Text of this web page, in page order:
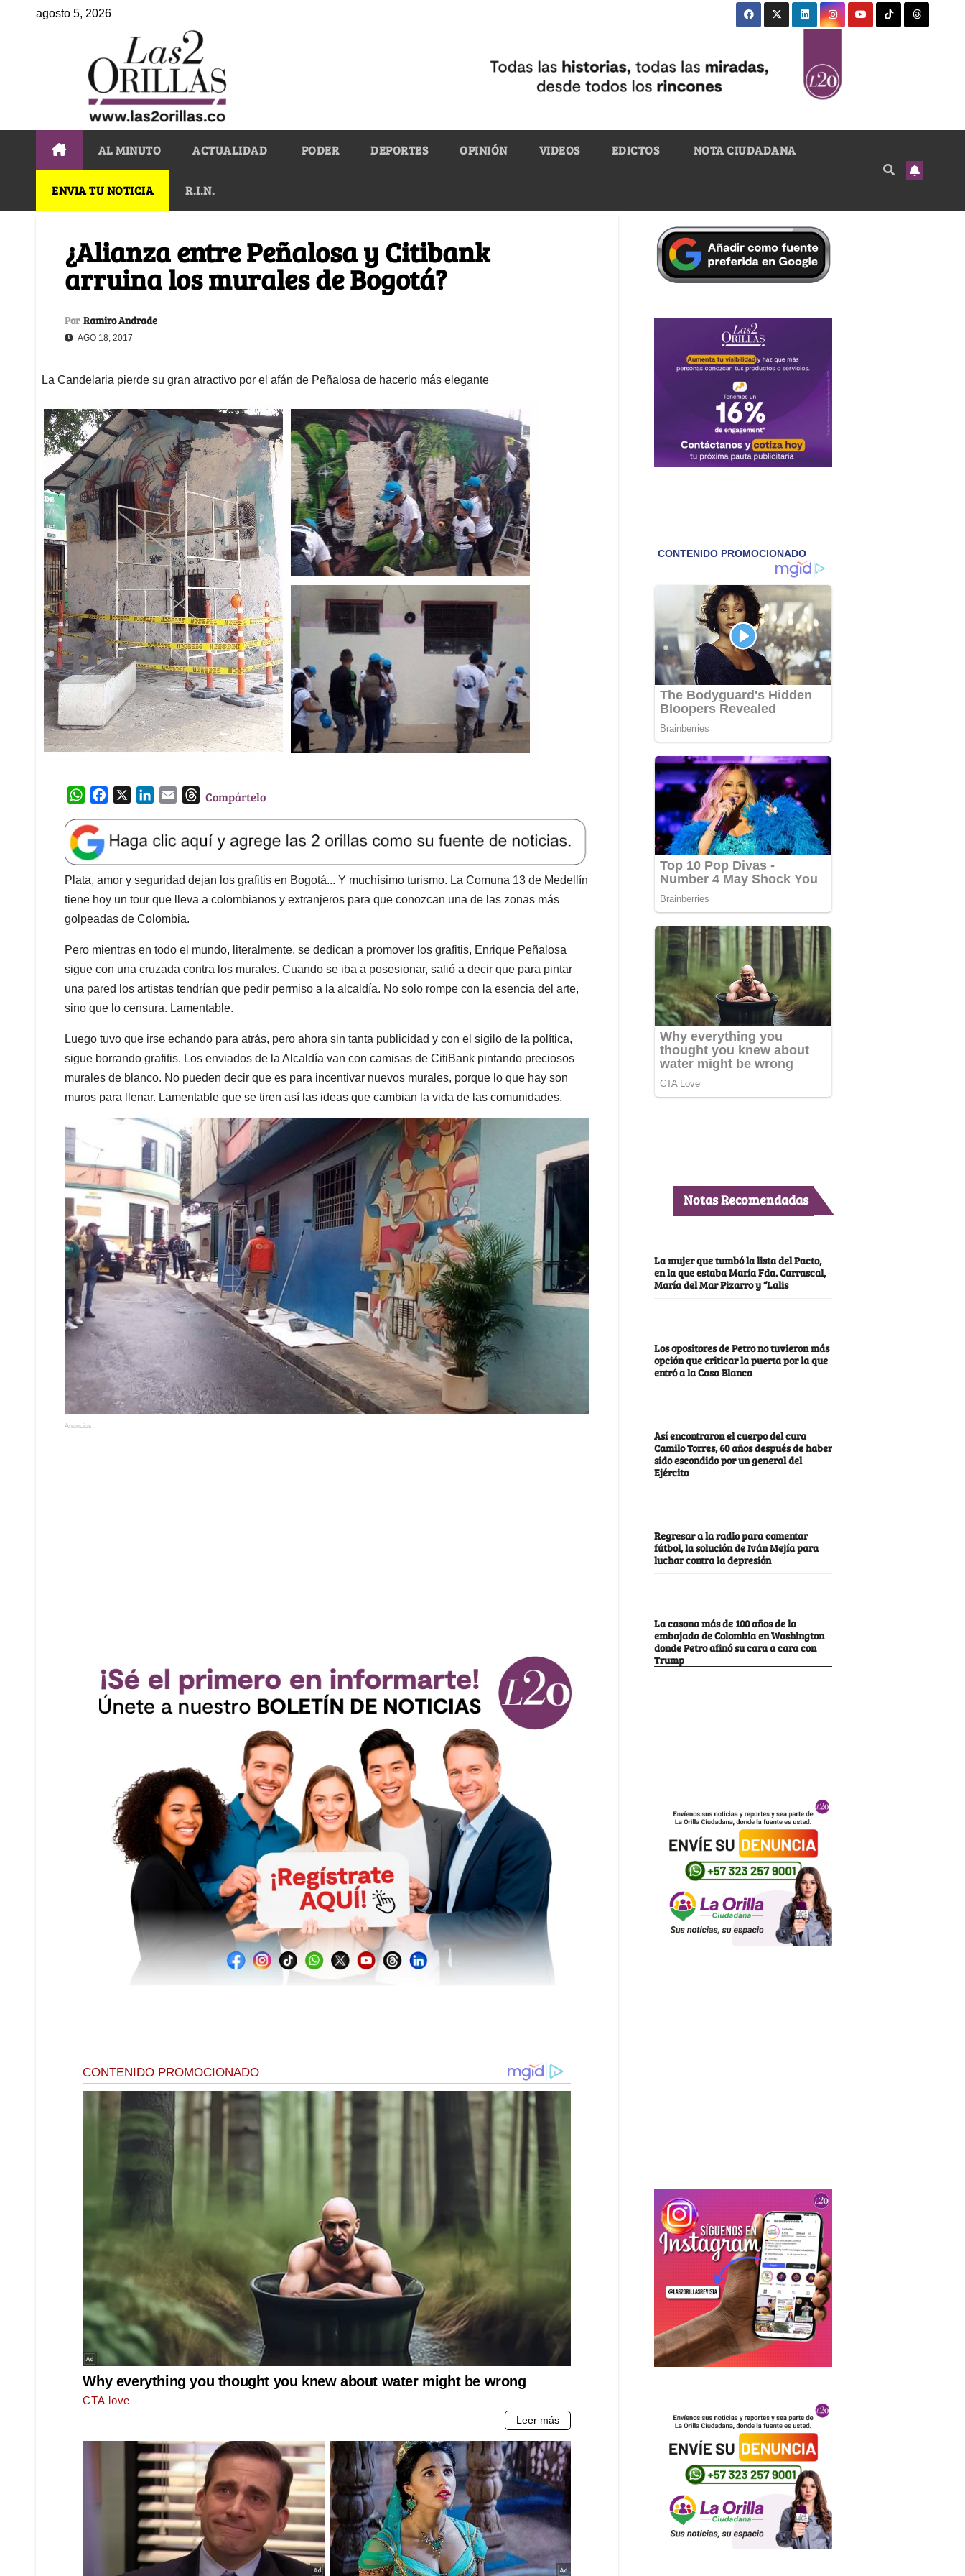
agosto 5, 2026
AL MINUTO ACTUALIDAD PODER DEPORTES OPINIÓN VIDEOS EDICTOS NOTA CIUDADANA
ENVIA TU NOTICIA R.I.N.
¿Alianza entre Peñalosa y Citibank
arruina los murales de Bogotá?
Por Ramiro Andrade
AGO 18, 2017
La Candelaria pierde su gran atractivo por el afán de Peñalosa de hacerlo más elegante
W
a
t
s
A
p
p
e
b
o
o
k
k
e
d
I
n
l
T
e
a
d
s
Compártelo
Plata, amor y seguridad dejan los grafitis en Bogotá... Y muchísimo turismo. La Comuna 13 de Medellín
tiene hoy un tour que lleva a colombianos y extranjeros para que conozcan una de las zonas más
golpeadas de Colombia.
Pero mientras en todo el mundo, literalmente, se dedican a promover los grafitis, Enrique Peñalosa
sigue con una cruzada contra los murales. Cuando se iba a posesionar, salió a decir que para pintar
una pared los artistas tendrían que pedir permiso a la alcaldía. No solo rompe con la esencia del arte,
sino que lo censura. Lamentable.
Luego tuvo que irse echando para atrás, pero ahora sin tanta publicidad y con el sigilo de la política,
sigue borrando grafitis. Los enviados de la Alcaldía van con camisas de CitiBank pintando preciosos
murales de blanco. No pueden decir que es para incentivar nuevos murales, porque lo que hay son
muros para llenar. Lamentable que se tiren así las ideas que cambian la vida de las comunidades.
Anuncios.
Notas Recomendadas
La mujer que tumbó la lista del Pacto,
en la que estaba María Fda. Carrascal,
María del Mar Pizarro y “Lalis
Los opositores de Petro no tuvieron más
opción que criticar la puerta por la que
entró a la Casa Blanca
Así encontraron el cuerpo del cura
Camilo Torres, 60 años después de haber
sido escondido por un general del
Ejército
Regresar a la radio para comentar
fútbol, la solución de Iván Mejía para
luchar contra la depresión
La casona más de 100 años de la
embajada de Colombia en Washington
donde Petro afinó su cara a cara con
Trump